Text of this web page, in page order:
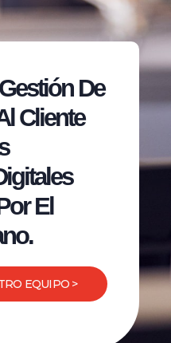
De
Cliente
El
EQUIPO >